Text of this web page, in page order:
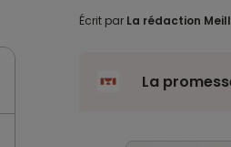
Écrit par La rédaction
La